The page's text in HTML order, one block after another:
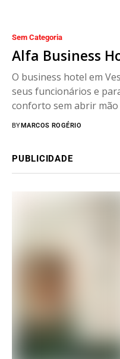
Sem Categoria
Alfa Business
O business hotel em
seus funcionários e
conforto sem abrir mão
BYMARCOS ROGÉRIO
PUBLICIDADE